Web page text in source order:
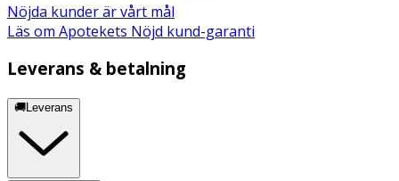
Nöjda kunder är vårt mål
Läs om Apotekets Nöjd kund-garanti
Leverans & betalning
🚚Leverans